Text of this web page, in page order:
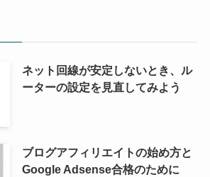
ネット回線が安定しないとき、ル
ーターの設定を見直してみよう
ブログアフィリエイトの始め方と
Google Adsense合格のために